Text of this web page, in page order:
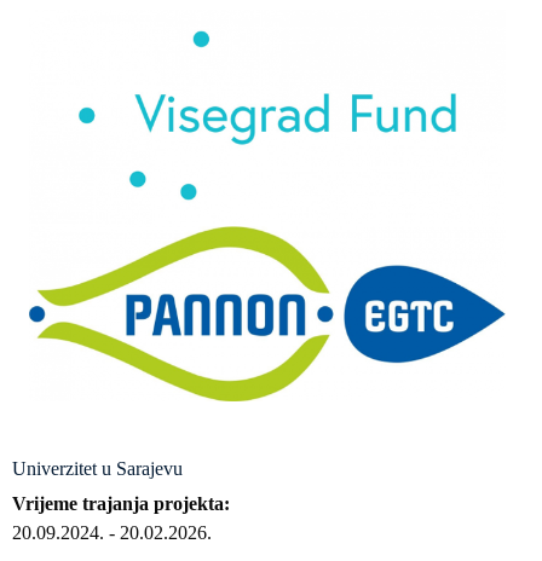
Univerzitet u Sarajevu
Vrijeme trajanja projekta
20.09.2024. - 20.02.2026.